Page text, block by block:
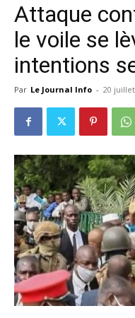
Attaque
le voile se
intentions
Par Le Journal Info - 20 juillet